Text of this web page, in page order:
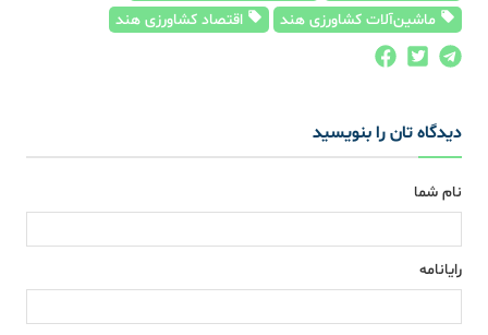
ماشین‌آلات کشاورزی هند
اقتصاد کشاورزی هند
دیدگاه تان را بنویسید
نام شما
رایانامه